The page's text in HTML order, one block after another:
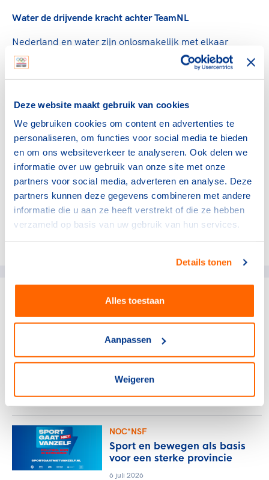
Deze website maakt gebruik van cookies
We gebruiken cookies om content en advertenties te
personaliseren, om functies voor social media te bieden
en om ons websiteverkeer te analyseren. Ook delen we
informatie over uw gebruik van onze site met onze
partners voor social media, adverteren en analyse. Deze
partners kunnen deze gegevens combineren met andere
informatie die u aan ze heeft verstrekt of die ze hebben
verzameld op basis van uw gebruik van hun services.
Details tonen
Alles toestaan
Aanpassen
Weigeren
Water de drijvende kracht achter TeamNL
Nederland en water zijn onlosmakelijk met elkaar
verbonden. Het water vormt enerzijds een uitdaging wat
betreft onze veiligheid en is tegelijkertijd vaak de
roeiers, zwemmers en watersporters kennen de kracht
van het water ook maar al te goed. Water heeft hen
succes gebracht, medailles waar heel Nederland trots
op is. Water gaat ons opnieuw succes brengen in de
vorm van het bestanddeel waterstof. Missie H2 zal zich
als partner van TeamNL inzetten om heel Nederland te
laten kennismaken met waterstof en de mogelijkheden
ervan als duurzame energiedrager.
Deel dit artikel op social media:
gerelateerde artikelen
NOC*NSF
Verlos het midden- en
voor sportblessures
15 juli 2026
NOC*NSF
Sport en bewegen als basis
voor een sterke provincie
6 juli 2026